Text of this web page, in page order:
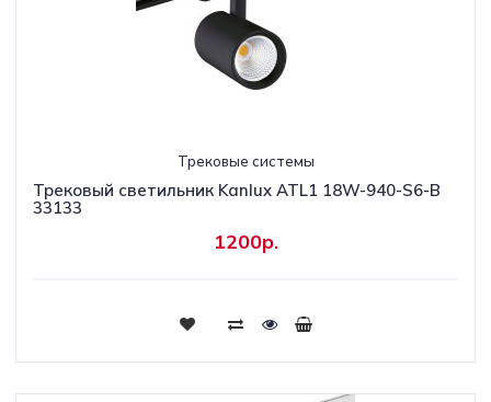
Трековые системы
Трековый светильник Kanlux ATL1 18W-940-S6-B
33133
1200р.